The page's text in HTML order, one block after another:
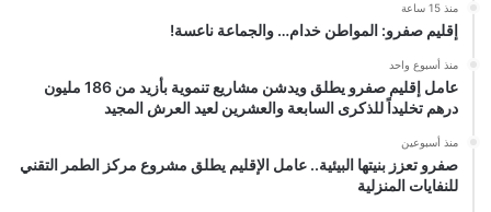
منذ 15 ساعة
إقليم صفرو: المواطن خدام… والجماعة ناعسة!
منذ أسبوع واحد
عامل إقليم صفرو يطلق ويدشن مشاريع تنموية بأزيد من 186 مليون
درهم تخليداً للذكرى السابعة والعشرين لعيد العرش المجيد
منذ أسبوعين
صفرو تعزز بنيتها البيئية.. عامل الإقليم يطلق مشروع مركز الطمر التقني
للنفايات المنزلية